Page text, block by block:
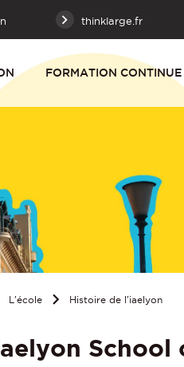
thinklarge.fr
FORMATION CONTINUE
L'école Histoire de l'iaelyon
School